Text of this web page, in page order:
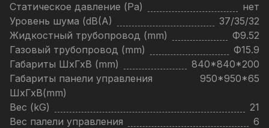
Статическое давление (Pa)
нет
Уровень шума (dB(A)
37/35/32
Жидкостный трубопровод (mm)
Ф9.52
Газовый трубопровод (mm)
Ф15.9
Габариты ШхГхВ (mm)
840*840*200
Габариты панели управления
ШхГхВ(mm)
950*950*65
Вес (kG)
21
Вес палели управления
6